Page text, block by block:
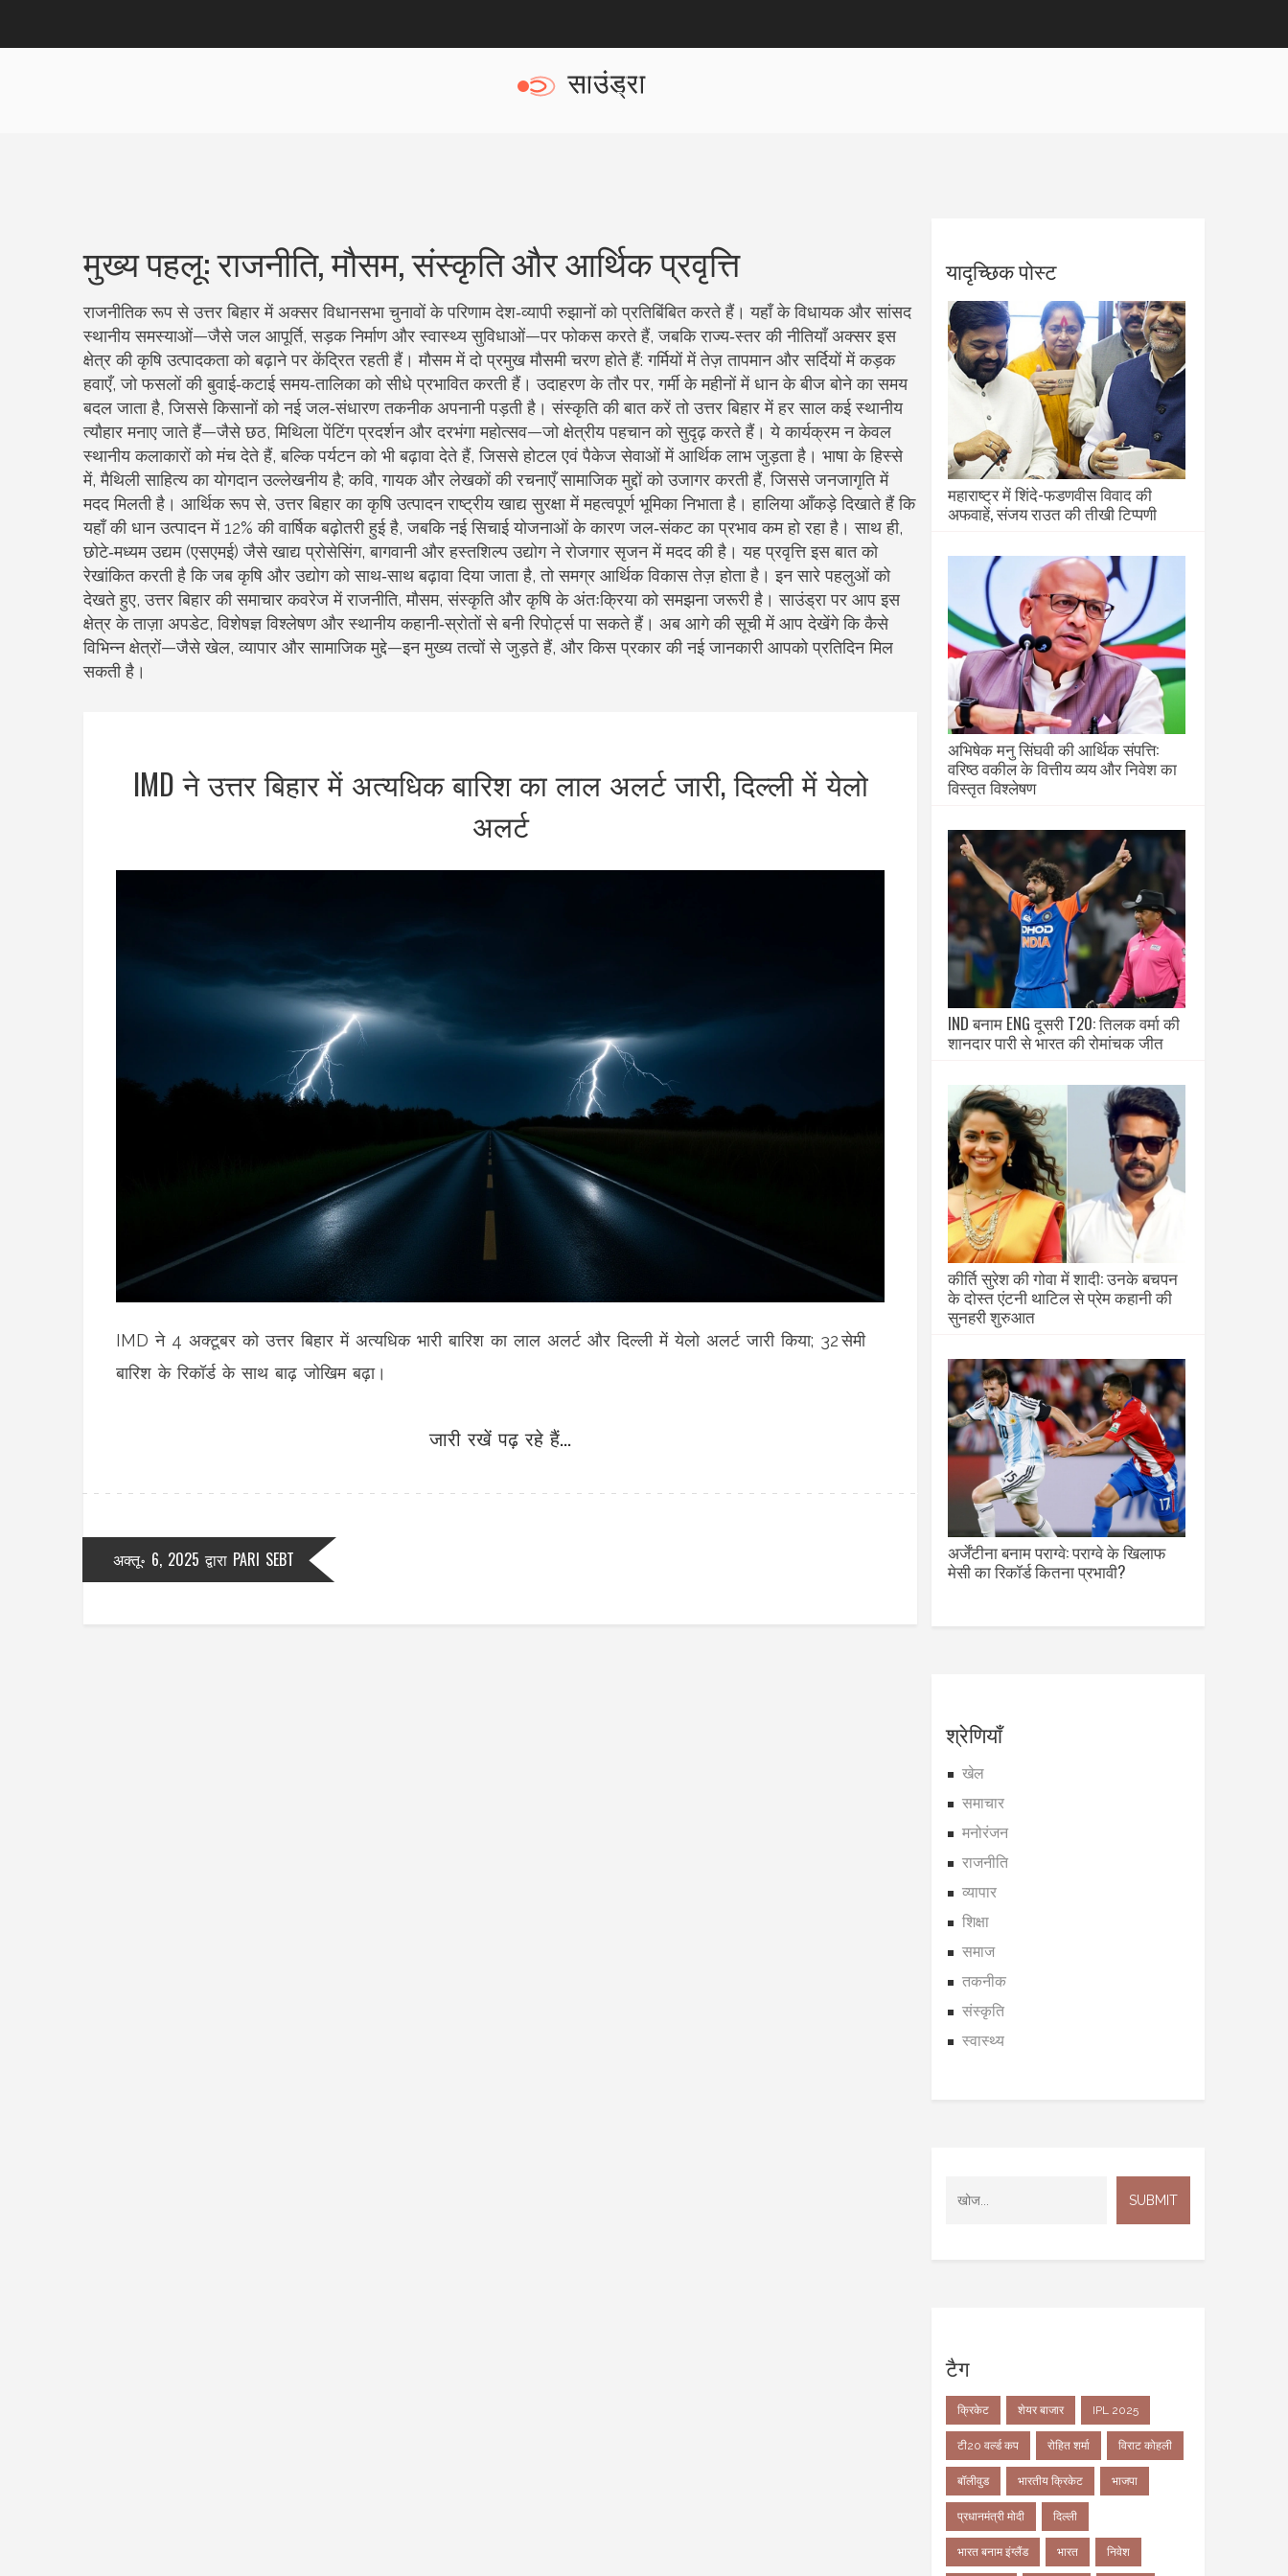
मुख्य पहलू: राजनीति, मौसम, संस्कृति और आर्थिक प्रवृत्ति
राजनीतिक रूप से उत्तर बिहार में अक्सर विधानसभा चुनावों के परिणाम देश‑व्यापी रुझानों को प्रतिबिंबित करते हैं। यहाँ के विधायक और सांसद
स्थानीय समस्याओं—जैसे जल आपूर्ति, सड़क निर्माण और स्वास्थ्य सुविधाओं—पर फोकस करते हैं, जबकि राज्य‑स्तर की नीतियाँ अक्सर इस
क्षेत्र की कृषि उत्पादकता को बढ़ाने पर केंद्रित रहती हैं। मौसम में दो प्रमुख मौसमी चरण होते हैं: गर्मियों में तेज़ तापमान और सर्दियों में कड़क
हवाएँ, जो फसलों की बुवाई‑कटाई समय‑तालिका को सीधे प्रभावित करती हैं। उदाहरण के तौर पर, गर्मी के महीनों में धान के बीज बोने का समय
बदल जाता है, जिससे किसानों को नई जल‑संधारण तकनीक अपनानी पड़ती है। संस्कृति की बात करें तो उत्तर बिहार में हर साल कई स्थानीय
त्यौहार मनाए जाते हैं—जैसे छठ, मिथिला पेंटिंग प्रदर्शन और दरभंगा महोत्सव—जो क्षेत्रीय पहचान को सुदृढ़ करते हैं। ये कार्यक्रम न केवल
स्थानीय कलाकारों को मंच देते हैं, बल्कि पर्यटन को भी बढ़ावा देते हैं, जिससे होटल एवं पैकेज सेवाओं में आर्थिक लाभ जुड़ता है। भाषा के हिस्से
में, मैथिली साहित्य का योगदान उल्लेखनीय है; कवि, गायक और लेखकों की रचनाएँ सामाजिक मुद्दों को उजागर करती हैं, जिससे जनजागृति में
मदद मिलती है। आर्थिक रूप से, उत्तर बिहार का कृषि उत्पादन राष्ट्रीय खाद्य सुरक्षा में महत्वपूर्ण भूमिका निभाता है। हालिया आँकड़े दिखाते हैं कि
यहाँ की धान उत्पादन में 12% की वार्षिक बढ़ोतरी हुई है, जबकि नई सिचाई योजनाओं के कारण जल‑संकट का प्रभाव कम हो रहा है। साथ ही,
छोटे‑मध्यम उद्यम (एसएमई) जैसे खाद्य प्रोसेसिंग, बागवानी और हस्तशिल्प उद्योग ने रोजगार सृजन में मदद की है। यह प्रवृत्ति इस बात को
रेखांकित करती है कि जब कृषि और उद्योग को साथ‑साथ बढ़ावा दिया जाता है, तो समग्र आर्थिक विकास तेज़ होता है। इन सारे पहलुओं को
देखते हुए, उत्तर बिहार की समाचार कवरेज में राजनीति, मौसम, संस्कृति और कृषि के अंतःक्रिया को समझना जरूरी है। साउंड्रा पर आप इस
क्षेत्र के ताज़ा अपडेट, विशेषज्ञ विश्लेषण और स्थानीय कहानी‑स्रोतों से बनी रिपोर्ट्स पा सकते हैं। अब आगे की सूची में आप देखेंगे कि कैसे
विभिन्न क्षेत्रों—जैसे खेल, व्यापार और सामाजिक मुद्दे—इन मुख्य तत्वों से जुड़ते हैं, और किस प्रकार की नई जानकारी आपको प्रतिदिन मिल
सकती है।
IMD ने उत्तर बिहार में अत्यधिक बारिश का लाल अलर्ट जारी, दिल्ली में येलो
अलर्ट
IMD ने 4 अक्टूबर को उत्तर बिहार में अत्यधिक भारी बारिश का लाल अलर्ट और दिल्ली में येलो अलर्ट जारी किया; 32 सेमी
बारिश के रिकॉर्ड के साथ बाढ़ जोखिम बढ़ा।
जारी रखें पढ़ रहे हैं...
अक्तू॰ 6, 2025 द्वारा PARI SEBT
यादृच्छिक पोस्ट
महाराष्ट्र में शिंदे-फडणवीस विवाद की
अफवाहें, संजय राउत की तीखी टिप्पणी
अभिषेक मनु सिंघवी की आर्थिक संपत्ति:
वरिष्ठ वकील के वित्तीय व्यय और निवेश का
विस्तृत विश्लेषण
IND बनाम ENG दूसरी T20: तिलक वर्मा की
शानदार पारी से भारत की रोमांचक जीत
कीर्ति सुरेश की गोवा में शादी: उनके बचपन
के दोस्त एंटनी थाटिल से प्रेम कहानी की
सुनहरी शुरुआत
अर्जेंटीना बनाम पराग्वे: पराग्वे के खिलाफ
मेसी का रिकॉर्ड कितना प्रभावी?
श्रेणियाँ
खेल
समाचार
मनोरंजन
राजनीति
व्यापार
शिक्षा
समाज
तकनीक
संस्कृति
स्वास्थ्य
टैग
क्रिकेट शेयर बाजार IPL 2025
टी20 वर्ल्ड कप रोहित शर्मा विराट कोहली
बॉलीवुड भारतीय क्रिकेट भाजपा
प्रधानमंत्री मोदी दिल्ली
भारत बनाम इंग्लैंड भारत निवेश